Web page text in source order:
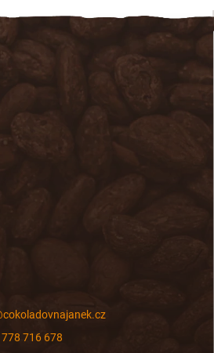
cokoladovnajanek.cz
716 678